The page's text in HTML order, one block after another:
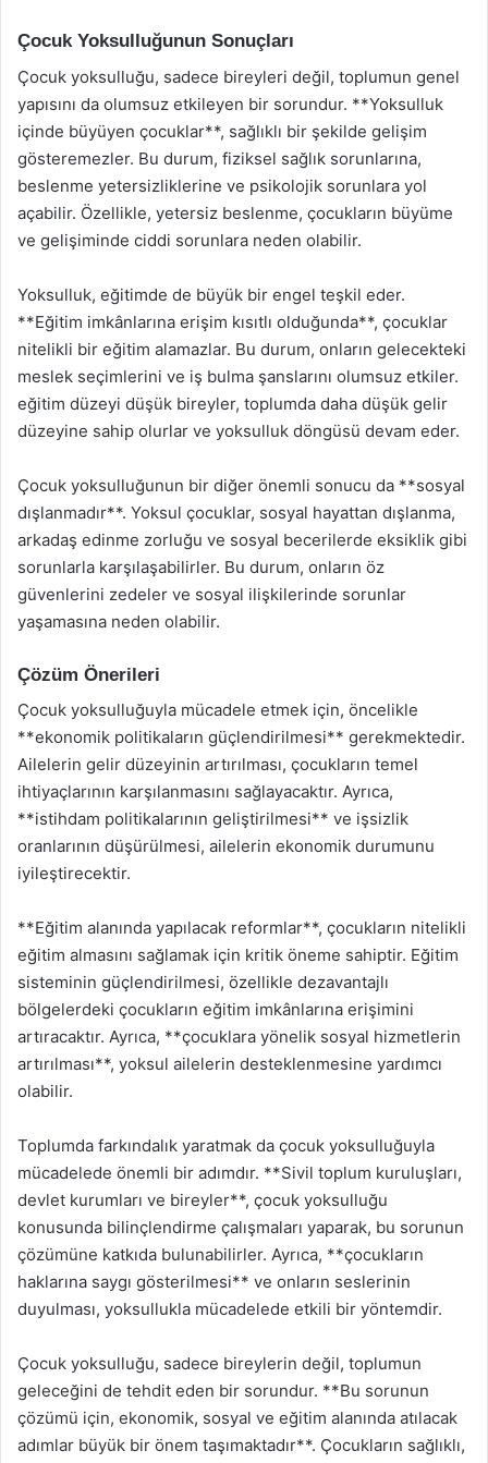
Çocuk Yoksulluğunun Sonuçları
Çocuk yoksulluğu, sadece bireyleri değil, toplumun genel
yapısını da olumsuz etkileyen bir sorundur. **Yoksulluk
içinde büyüyen çocuklar**, sağlıklı bir şekilde gelişim
gösteremezler. Bu durum, fiziksel sağlık sorunlarına,
beslenme yetersizliklerine ve psikolojik sorunlara yol
açabilir. Özellikle, yetersiz beslenme, çocukların büyüme
ve gelişiminde ciddi sorunlara neden olabilir.
Yoksulluk, eğitimde de büyük bir engel teşkil eder.
**Eğitim imkânlarına erişim kısıtlı olduğunda**, çocuklar
nitelikli bir eğitim alamazlar. Bu durum, onların gelecekteki
meslek seçimlerini ve iş bulma şanslarını olumsuz etkiler.
eğitim düzeyi düşük bireyler, toplumda daha düşük gelir
düzeyine sahip olurlar ve yoksulluk döngüsü devam eder.
Çocuk yoksulluğunun bir diğer önemli sonucu da **sosyal
dışlanmadır**. Yoksul çocuklar, sosyal hayattan dışlanma,
arkadaş edinme zorluğu ve sosyal becerilerde eksiklik gibi
sorunlarla karşılaşabilirler. Bu durum, onların öz
güvenlerini zedeler ve sosyal ilişkilerinde sorunlar
yaşamasına neden olabilir.
Çözüm Önerileri
Çocuk yoksulluğuyla mücadele etmek için, öncelikle
**ekonomik politikaların güçlendirilmesi** gerekmektedir.
Ailelerin gelir düzeyinin artırılması, çocukların temel
ihtiyaçlarının karşılanmasını sağlayacaktır. Ayrıca,
**istihdam politikalarının geliştirilmesi** ve işsizlik
oranlarının düşürülmesi, ailelerin ekonomik durumunu
iyileştirecektir.
**Eğitim alanında yapılacak reformlar**, çocukların nitelikli
eğitim almasını sağlamak için kritik öneme sahiptir. Eğitim
sisteminin güçlendirilmesi, özellikle dezavantajlı
bölgelerdeki çocukların eğitim imkânlarına erişimini
artıracaktır. Ayrıca, **çocuklara yönelik sosyal hizmetlerin
artırılması**, yoksul ailelerin desteklenmesine yardımcı
olabilir.
Toplumda farkındalık yaratmak da çocuk yoksulluğuyla
mücadelede önemli bir adımdır. **Sivil toplum kuruluşları,
devlet kurumları ve bireyler**, çocuk yoksulluğu
konusunda bilinçlendirme çalışmaları yaparak, bu sorunun
çözümüne katkıda bulunabilirler. Ayrıca, **çocukların
haklarına saygı gösterilmesi** ve onların seslerinin
duyulması, yoksullukla mücadelede etkili bir yöntemdir.
Çocuk yoksulluğu, sadece bireylerin değil, toplumun
geleceğini de tehdit eden bir sorundur. **Bu sorunun
çözümü için, ekonomik, sosyal ve eğitim alanında atılacak
adımlar büyük bir önem taşımaktadır**. Çocukların sağlıklı,